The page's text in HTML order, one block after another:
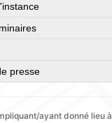
presse
ayant donné lieu à